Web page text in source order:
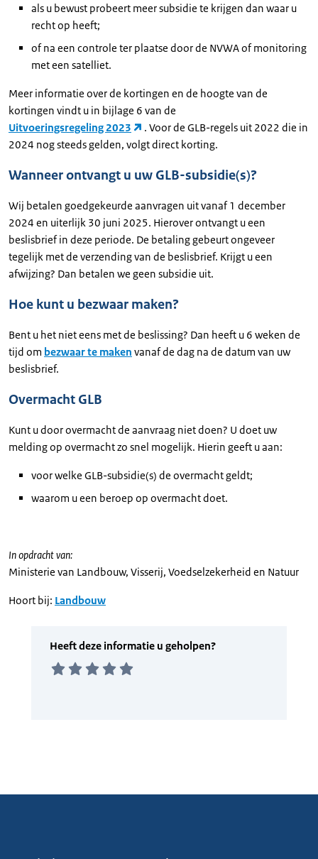
als u bewust probeert meer subsidie te krijgen dan waar u
recht op heeft;
of na een controle ter plaatse door de NVWA of monitoring
met een satelliet.
Meer informatie over de kortingen en de hoogte van de
kortingen vindt u in bijlage 6 van de
Uitvoeringsregeling 2023
. Voor de GLB-regels uit 2022 die in
2024 nog steeds gelden, volgt direct korting.
Wanneer ontvangt u uw GLB-subsidie(s)?
Wij betalen goedgekeurde aanvragen uit vanaf 1 december
2024 en uiterlijk 30 juni 2025. Hierover ontvangt u een
beslisbrief in deze periode. De betaling gebeurt ongeveer
tegelijk met de verzending van de beslisbrief. Krijgt u een
afwijzing? Dan betalen we geen subsidie uit.
Hoe kunt u bezwaar maken?
Bent u het niet eens met de beslissing? Dan heeft u 6 weken de
tijd om bezwaar te maken vanaf de dag na de datum van uw
beslisbrief.
Overmacht GLB
Kunt u door overmacht de aanvraag niet doen? U doet uw
melding op overmacht zo snel mogelijk. Hierin geeft u aan:
voor welke GLB-subsidie(s) de overmacht geldt;
waarom u een beroep op overmacht doet.
In opdracht van:
Ministerie van Landbouw, Visserij, Voedselzekerheid en Natuur
Hoort bij: Landbouw